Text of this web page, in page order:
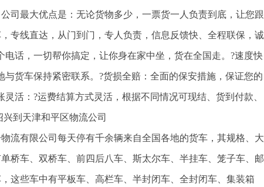
司最大优点是：无论货物多少，一票货一人负责到底，让您跟
专线直达，从门到门，专人负责，信息反馈快、全程联保，诚
话，一切帮你搞定，让你身在家中坐，货在全国走。?速度快
货车保持紧密联系。?货损全赔：全面的保安措施，保证您的
活：?运费结算方式灵活，根据不同情况可现结、货到付款、
到天津和平区物流公司
流有限公司每天停有千余辆来自全国各地的货车，其规格、大
桥车、双桥车、前四后八车、斯太尔车、半挂车、笼子车、邮
这些车中有平板车、高栏车、半封闭车、全封闭车、集装箱